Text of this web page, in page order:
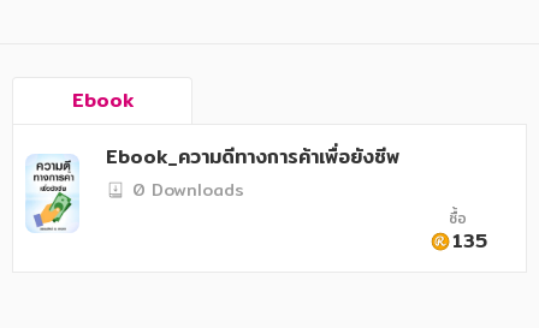
นิตยสาร หนังสือพิมพ์
ครอบครัว
Ebook
Ebook_ความดีทางการค้าเพื่อยังชีพ
0 Downloads
ซื้อ
135